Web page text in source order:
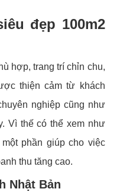
đẹp 100m2
hợp, trang trí chỉn chu,
thiện cảm từ khách
nghiệp cũng như
Vì thế có thể xem như
phần giúp cho việc
thu tăng cao.
Nhật Bản